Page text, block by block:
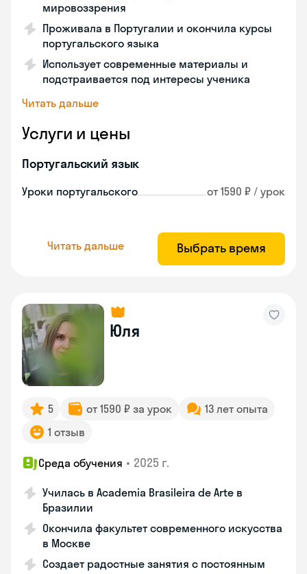
мировоззрения
Проживала в Португалии и окончила курсы
португальского языка
Использует современные материалы и
подстраивается под интересы ученика
Читать дальше
Услуги и цены
Португальский язык
Уроки португальского от 1590 ₽ / урок
Читать дальше Выбрать время
Юля
5 от 1590 ₽ за урок
13 лет опыта
1 отзыв
Среда обучения • 2025 г.
Училась в Academia Brasileira de Arte в
Бразилии
Окончила факультет современного искусства
в Москве
Создает радостные занятия с постоянным